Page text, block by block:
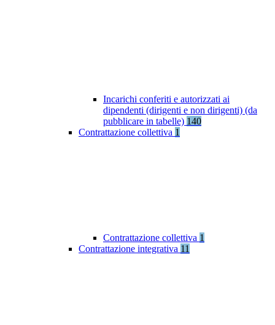
Incarichi conferiti e autorizzati ai
dipendenti (dirigenti e non dirigenti) (da
pubblicare in tabelle) 140
Contrattazione collettiva 1
Contrattazione collettiva 1
Contrattazione integrativa 11